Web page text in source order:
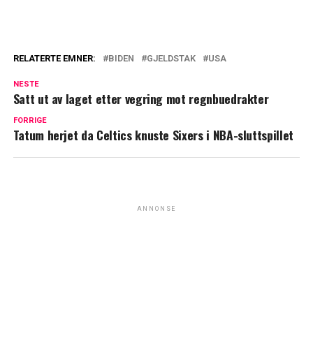
RELATERTE EMNER: BIDEN GJELDSTAK USA
NESTE
Satt ut av laget etter vegring mot regnbuedrakter
FORRIGE
Tatum herjet da Celtics knuste Sixers i NBA-sluttspillet
ANNONSE